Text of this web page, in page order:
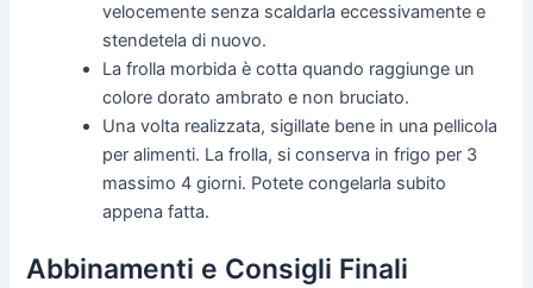
velocemente senza scaldarla eccessivamente e
stendetela di nuovo.
La frolla morbida è cotta quando raggiunge un
colore dorato ambrato e non bruciato.
Una volta realizzata, sigillate bene in una pellicola
per alimenti. La frolla, si conserva in frigo per 3
massimo 4 giorni. Potete congelarla subito
appena fatta.
Abbinamenti e Consigli Finali